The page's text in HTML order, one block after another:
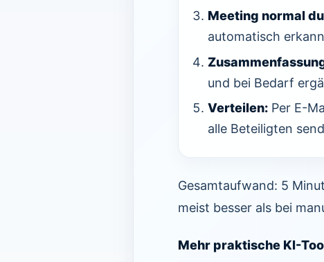
Meeting normal
automatisch
und bei Bedarf
Verteilen: Per E-
alle Beteiligten
Gesamtaufwand: 5
meist besser als bei
Mehr praktische KI-